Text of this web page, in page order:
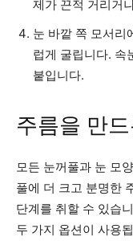
제가 끈적 거리거
눈 바깥 쪽 모서리
럽게 굴립니다. 속
붙입니다.
주름을 만
모든 눈꺼풀과 눈 모
풀에 더 크고 분명한
단계를 취할 수 있습
두 가지 옵션이 사용